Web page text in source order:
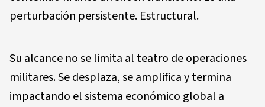
perturbación persistente. Estructural.
Su alcance no se limita al teatro de operaciones
militares. Se desplaza, se amplifica y termina
impactando el sistema económico global a